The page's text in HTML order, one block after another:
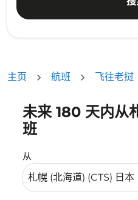
主页 航班 飞往老挝
未来 180 天内从
班
从
没有符合您的筛选条件的